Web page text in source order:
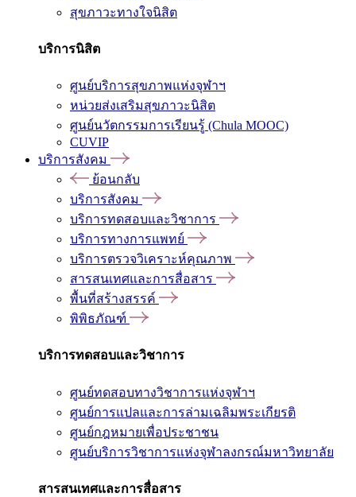
สุขภาวะทางใจนิสิต
บริการนิสิต
ศูนย์บริการสุขภาพแห่งจุฬาฯ
หน่วยส่งเสริมสุขภาวะนิสิต
ศูนย์นวัตกรรมการเรียนรู้ (Chula MOOC)
CUVIP
บริการสังคม
ย้อนกลับ
บริการสังคม
บริการทดสอบและวิชาการ
บริการทางการแพทย์
บริการตรวจวิเคราะห์คุณภาพ
สารสนเทศและการสื่อสาร
พื้นที่สร้างสรรค์
พิพิธภัณฑ์
บริการทดสอบและวิชาการ
ศูนย์ทดสอบทางวิชาการแห่งจุฬาฯ
ศูนย์การแปลและการล่ามเฉลิมพระเกียรติ
ศูนย์กฎหมายเพื่อประชาชน
ศูนย์บริการวิชาการแห่งจุฬาลงกรณ์มหาวิทยาลัย
สารสนเทศและการสื่อสาร